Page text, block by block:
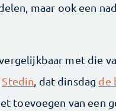
maar ook een
met die
Stedin , dat dinsdag de
toevoegen van een